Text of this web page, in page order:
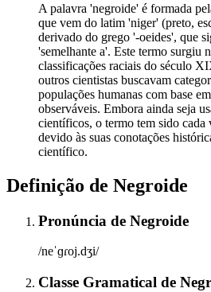
A palavra 'negroide' é formada
que vem do latim 'niger' (preto,
derivado do grego '-oeides', que
'semelhante a'. Este termo surgiu
classificações raciais do século
outros cientistas buscavam
populações humanas com base
observáveis. Embora ainda seja
científicos, o termo tem sido cada
devido às suas conotações
científico.
Definição de Negroide
Pronúncia de Negroide
/neˈɡɾoj.dʒi/
Classe Gramatical de